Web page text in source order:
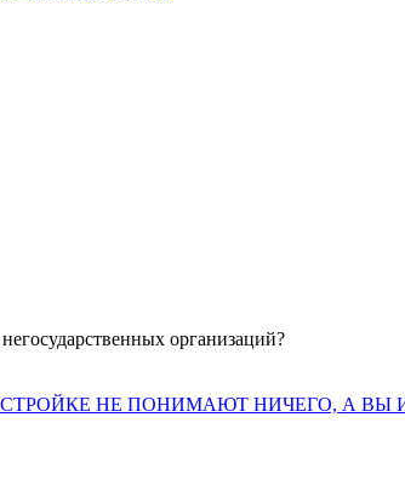
организаций?
НЕ ПОНИМАЮТ НИЧЕГО, А ВЫ